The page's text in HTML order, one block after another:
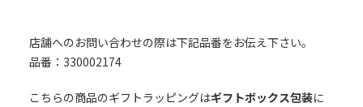
店舗へのお問い合わせの際は下記品番をお伝え下さい。
品番：330002174
こちらの商品のギフトラッピングはギフトボックス包装に